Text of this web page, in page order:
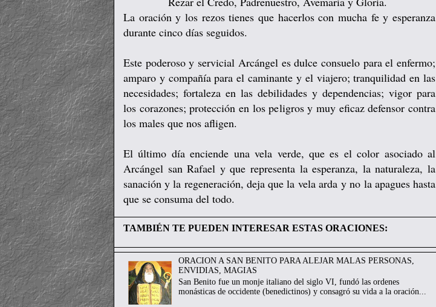
La oración y los rezos tienes que hacerlos con mucha fe y esperanza
durante cinco días seguidos.
Este poderoso y servicial Arcángel es dulce consuelo para el enfermo;
amparo y compañía para el caminante y el viajero; tranquilidad en las
necesidades; fortaleza en las debilidades y dependencias; vigor para
los corazones; protección en los peligros y muy eficaz defensor contra
los males que nos afligen.
El último día enciende una vela verde, que es el color asociado al
Arcángel san Rafael y que representa la esperanza, la naturaleza, la
sanación y la regeneración, deja que la vela arday no la apagues hasta
que se consuma del todo.
TAMBIÉN TE PUEDEN INTERESAR ESTAS ORACIONES:
ORACION A SAN BENITO PARA ALEJAR MALAS PERSONAS,
ENVIDIAS, MAGIAS
San Benito fue un monje italiano del siglo VI, fundó las ordenes
monásticas de occidente (benedictinos) y consagró su vida a la oración...